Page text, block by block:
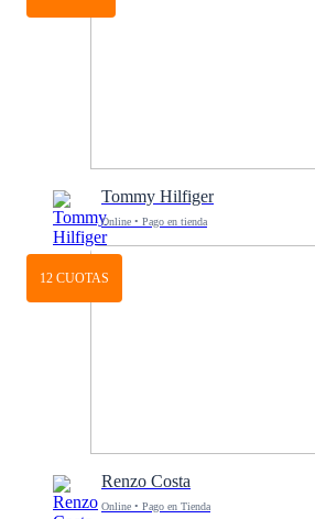
Tommy Hilfiger
Online • Pago en tienda
12 CUOTAS
Renzo Costa
Online • Pago en Tienda